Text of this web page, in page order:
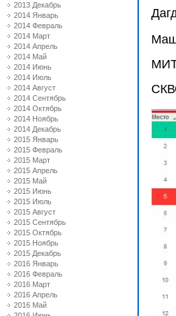
2013 Декабрь
2014 Январь
2014 Февраль
2014 Март
2014 Апрель
2014 Май
2014 Июнь
2014 Июль
2014 Август
2014 Сентябрь
2014 Октябрь
2014 Ноябрь
2014 Декабрь
2015 Январь
2015 Февраль
2015 Март
2015 Апрель
2015 Май
2015 Июнь
2015 Июль
2015 Август
2015 Сентябрь
2015 Октябрь
2015 Ноябрь
2015 Декабрь
2016 Январь
2016 Февраль
2016 Март
2016 Апрель
2016 Май